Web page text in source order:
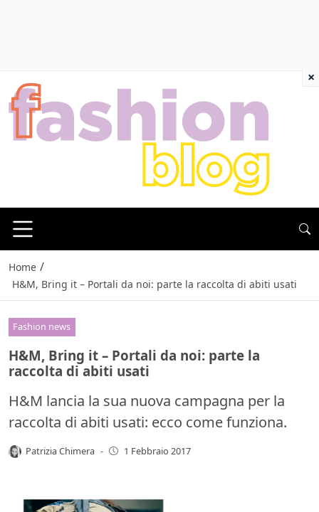
Home /
H&M, Bring it – Portali da noi: parte la raccolta di abiti usati
Fashion news
H&M, Bring it – Portali da noi: parte la
raccolta di abiti usati
H&M lancia la sua nuova campagna per la
raccolta di abiti usati: ecco come funziona.
Patrizia Chimera - 1 Febbraio 2017
×